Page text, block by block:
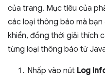
của trang. Mục tiêu của
các loại thông báo mà
khiển, đồng thời giải thích
từng loại thông báo từ
Nhấp vào nút Log